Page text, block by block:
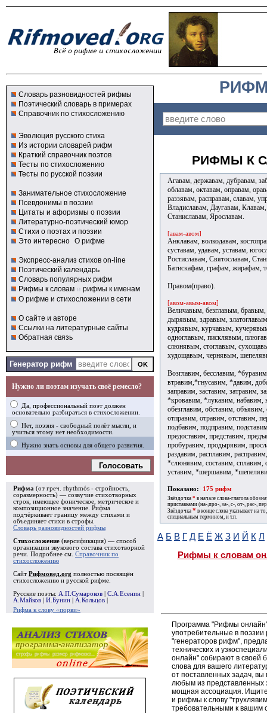
Словарь разновидностей рифмы
Поэтический словарь в примерах
Справочник по стихосложению
Эволюция русского стиха
Из истории словарей рифм
Краткий справочник поэтов
Тесты по стихосложению
Тесты по русской поэзии
Занимательное стихосложение
Псевдонимы в поэзии
Цитаты и афоризмы о поэзии
Литературно-поэтический юмор
Стихи о поэтах и поэзии
Это интересно О рифме
Экспресс-анализ стихов on-line
Поэтический календарь
Словарь популярных рифм
Рифмы к словам и рифмы к именам
О рифме и стихосложении в сети
О сайте и авторе
Ссылки на литературные сайты
Обратная связь
Генератор рифм
Нужно ли поэтам изучать своё ремесло?
Да, профессиональный поэт должен
основательно разбираться в стихосложении.
Нет, поэзия - свободный полёт мысли, и
учиться этому нет необходимости.
Нужно знать основы для общего развития.
Голосовать
Рифма (от греч. rhythmós - стройность,
соразмерность) — созвучие стихотворных
строк, имеющее фоническое, метрическое и
композиционное значение. Рифма
подчёркивает границу между стихами и
объединяет стихи в строфы
Словарь разновидностей рифмы
Стихосложение (версификация) — способ
организации звукового состава стихотворной
речи. Подробнее см. Справочник по
стихосложению
Сайт Рифмовед.org полностью посвящён
стихосложению и русской рифме.
Русские поэты: А.П.Сумароков С.А.Есенин
А.Майков
И.Бунин А.Кольцов
Рифма к слову «порви»
РИФМЫ К
Агавам, державам, дубравам,
облавам, октавам, оправам,
раззявам, расправам, славам,
Владиславам, Даугавам,
Станиславам, Ярославам.
[авам-авом]
Анклавам, волкодавам,
суставам, удавам, уставам,
Ростиславам, Святославам,
Батискафам, графам, жирафам,
Правом(право).
[авом-авым-авом]
Величавым, безглавым,
дырявым, здравым,
кудрявым, курчавым,
одноглавым, писклявым,
слюнявым, стоглавым,
худощавым, чернявым,
Возглавим, бесславим,
втравим,*гнусавим, *давим,
заправим, заставим, затравим,
*кровавим, *лукавим, набавим,
обезглавим, обставим,
отправим, отравим, отставим,
подбавим, подправим,
предоставим, представим,
пробуравим, продырявим,
раздавим, расплавим,
*слюнявим, составим, сплавим,
уставим, *шершавим,
Показано: 175 рифм
Звёздочка * в начале слова-глагола
приставками (на-,про-, за-, с-, от-, рас-,
Звёздочка * в конце слова указывает на
специальным термином, и т.п.
А Б В Г Д Е Ё Ж З И Й К Л
Рифмы к словам
Программа "Рифмы
употребительные в
"генераторов рифм",
технических и
онлайн" собирают в своей
слова для вашего
от поставленных задач,
любым из
мощная ассоциация. Ищите
и рифмы к слову
требовательными к вашим